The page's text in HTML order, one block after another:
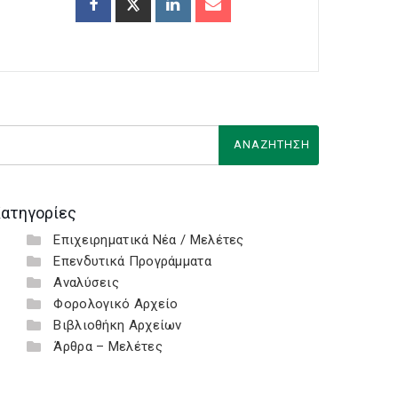
Επιχειρηματικά Νέα / Μελέτες
Επενδυτικά Προγράμματα
Αναλύσεις
Φορολογικό Αρχείο
Βιβλιοθήκη Αρχείων
Άρθρα – Μελέτες